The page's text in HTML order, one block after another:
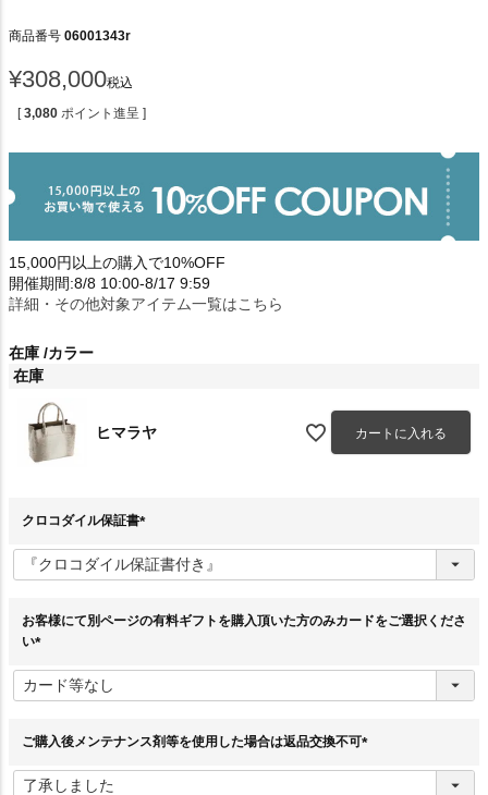
商品番号 06001343r
¥308,000税込
[ 3,080 ポイント進呈 ]
15,000円以上の購入で10%OFF
開催期間:8/8 10:00-8/17 9:59
詳細・その他対象アイテム一覧はこちら
在庫 カラー
在庫
ヒマラヤ カートに入れる
クロコダイル保証書
必
須
お客様にて別ページの有料ギフトを購入頂いた方のみカードをご選択くださ
い
必
須
ご購入後メンテナンス剤等を使用した場合は返品交換不可